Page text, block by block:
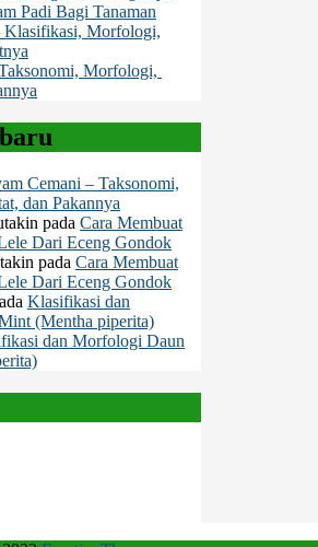
Padi Bagi Tanaman
Klasifikasi, Morfologi,
Morfologi,
Cemani – Taksonomi,
dan Pakannya
pada Cara Membuat
Dari Eceng Gondok
pada Cara Membuat
Dari Eceng Gondok
Klasifikasi dan
(Mentha piperita)
dan Morfologi Daun